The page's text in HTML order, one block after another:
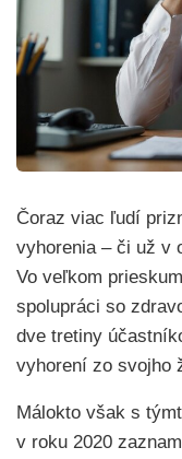
Čoraz viac ľudí
vyhorenia – či už v
Vo veľkom
spolupráci so
dve tretiny
vyhorení zo svojho
Málokto však s
v roku 2020